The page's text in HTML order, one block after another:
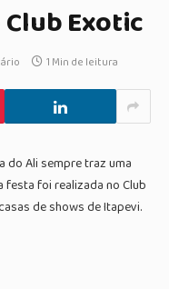
Exotic
1 Min de leitura
do Ali sempre traz uma
festa foi realizada no Club
de shows de Itapevi.